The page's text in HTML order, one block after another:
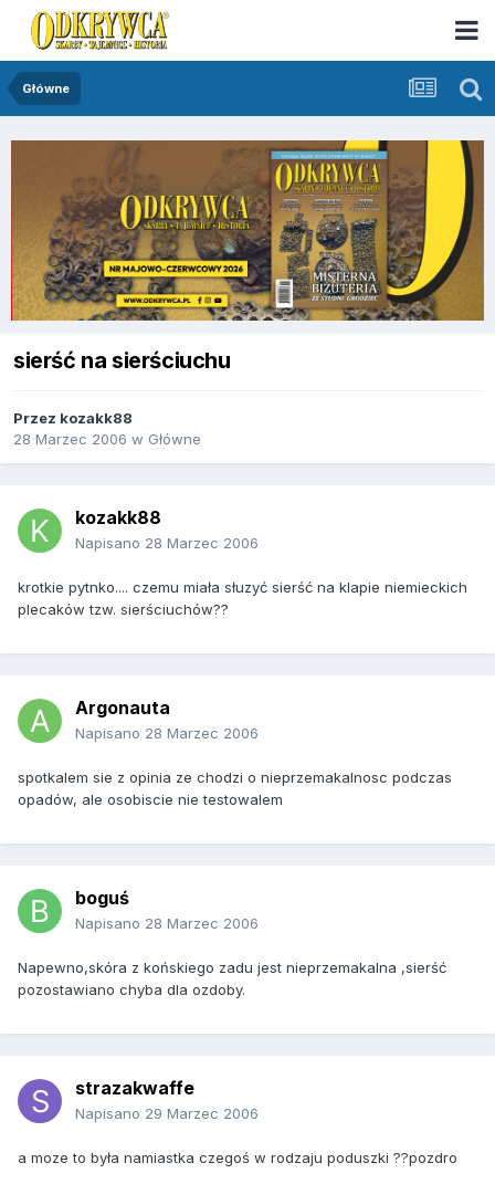
Główne
sierść na sierściuchu
Przez kozakk88
28 Marzec 2006 w Główne
kozakk88
Napisano 28 Marzec 2006
krotkie pytnko.... czemu miała słuzyć sierść na klapie niemieckich
plecaków tzw. sierściuchów??
Argonauta
Napisano 28 Marzec 2006
spotkalem sie z opinia ze chodzi o nieprzemakalnosc podczas
opadów, ale osobiscie nie testowalem
boguś
Napisano 28 Marzec 2006
Napewno,skóra z końskiego zadu jest nieprzemakalna ,sierść
pozostawiano chyba dla ozdoby.
strazakwaffe
Napisano 29 Marzec 2006
a moze to była namiastka czegoś w rodzaju poduszki ??pozdro